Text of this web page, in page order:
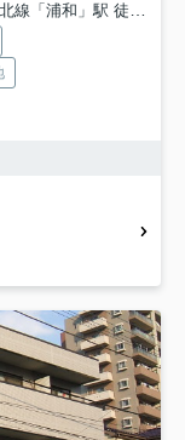
「浦和」駅 徒歩29分